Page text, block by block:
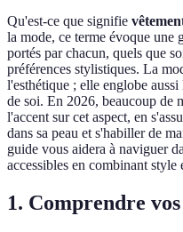
Qu'est-ce que signifie
la mode, ce terme évoque une
portés par chacun, quels que
préférences stylistiques. La
l'esthétique ; elle englobe
de soi. En 2026, beaucoup de
l'accent sur cet aspect, en
dans sa peau et s'habiller de
guide vous aidera à naviguer
accessibles en combinant
1. Comprendre